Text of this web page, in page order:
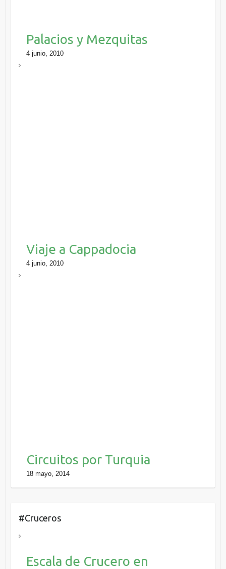
Palacios y Mezquitas
4 junio, 2010
Viaje a Cappadocia
4 junio, 2010
Circuitos por Turquia
18 mayo, 2014
#Cruceros
Escala de Crucero en